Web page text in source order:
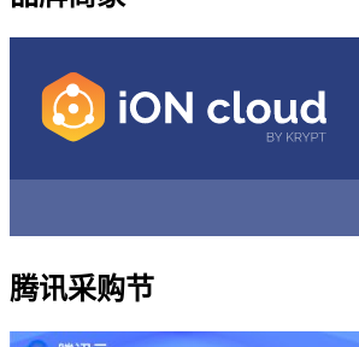
腾讯采购节